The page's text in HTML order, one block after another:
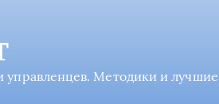
Методики и